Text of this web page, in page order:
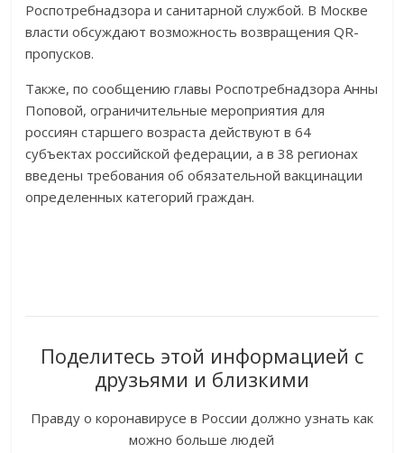
Роспотребнадзора и санитарной службой. В Москве
власти обсуждают возможность возвращения QR-
пропусков.
Также, по сообщению главы Роспотребнадзора Анны
Поповой, ограничительные мероприятия для
россиян старшего возраста действуют в 64
субъектах российской федерации, а в 38 регионах
введены требования об обязательной вакцинации
определенных категорий граждан.
Поделитесь этой информацией с
друзьями и близкими
Правду о коронавирусе в России должно узнать как
можно больше людей